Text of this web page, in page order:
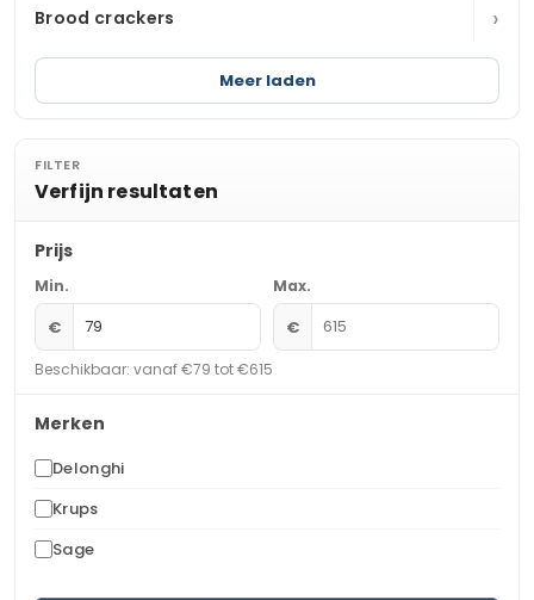
Brood crackers ›
Meer laden
FILTER
Verfijn resultaten
Prijs
Min.
€
Max.
€
Beschikbaar: vanaf €79 tot €615
Merken
Delonghi
Krups
Sage